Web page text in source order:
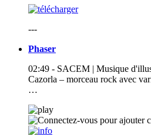
---
Phaser
02:49 - SACEM | Musique
Cazorla – morceau rock avec
…